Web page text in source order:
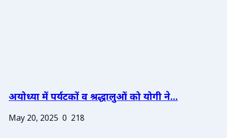
अयोध्या में पर्यटकों व श्रद्धालुओं को योगी ने...
May 20, 2025 0 218